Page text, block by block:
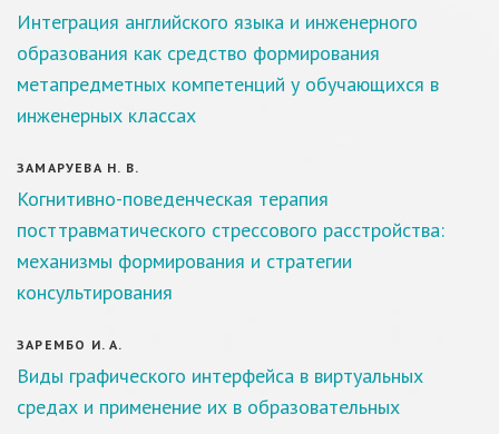
Интеграция английского языка и инженерного
образования как средство формирования
метапредметных компетенций у обучающихся в
инженерных классах
ЗАМАРУЕВА Н. В.
Когнитивно-поведенческая терапия
посттравматического стрессового расстройства:
механизмы формирования и стратегии
консультирования
ЗАРЕМБО И. А.
Виды графического интерфейса в виртуальных
средах и применение их в образовательных